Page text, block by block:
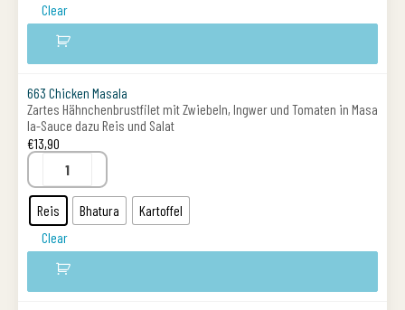
Clear
663 Chicken Masala
Zartes Hähnchenbrustfilet mit Zwiebeln, Ingwer und Tomaten in Masa
la-Sauce dazu Reis und Salat
€13,90
Reis Bhatura
Kartoffel
Clear